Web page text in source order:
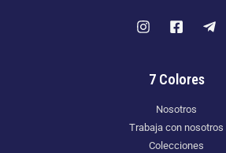
7 Colores
Nosotros
Trabaja con nosotros
Colecciones